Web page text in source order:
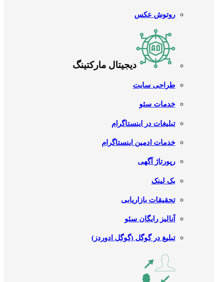
روتوش عکس
دیجیتال مارکتینگ
طراحی سایت
خدمات سئو
تبلیغات در اینستاگرام
خدمات ادمین اینستاگرام
رپورتاژ آگهی
بک لینک
تحقیقات بازاریابی
آنالیز رایگان سئو
تبلیغ در گوگل (گوگل ادوردز)